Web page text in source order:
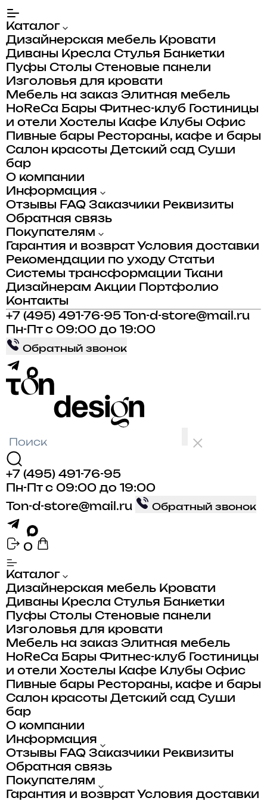
Каталог
Дизайнерская мебель Кровати
Диваны Кресла Стулья Банкетки
Пуфы Столы Стеновые панели
Изголовья для кровати
Мебель на заказ Элитная мебель
HoReCa Бары Фитнес-клуб
Гостиницы
и отели Хостелы Кафе Клубы Офис
Пивные бары Рестораны, кафе и бары
Салон красоты Детский сад Суши
бар
О компании
Информация
Отзывы FAQ Заказчики Реквизиты
Обратная связь
Покупателям
Гарантия и возврат Условия доставки
Рекомендации по уходу Статьи
Системы трансформации
Ткани
Дизайнерам Акции
Портфолио
Контакты
+7 (495) 491-76-95
Ton-d-store@mail.ru
Пн-Пт с 09:00 до 19:00
Обратный звонок
+7 (495) 491-76-95
Пн-Пт с 09:00 до 19:00
Ton-d-store@mail.ru
Обратный звонок
0
Каталог
Дизайнерская мебель Кровати
Диваны Кресла Стулья Банкетки
Пуфы Столы Стеновые панели
Изголовья для кровати
Мебель на заказ Элитная мебель
HoReCa Бары Фитнес-клуб
Гостиницы
и отели Хостелы Кафе Клубы Офис
Пивные бары Рестораны, кафе и бары
Салон красоты Детский сад Суши
бар
О компании
Информация
Отзывы FAQ Заказчики Реквизиты
Обратная связь
Покупателям
Гарантия и возврат Условия доставки